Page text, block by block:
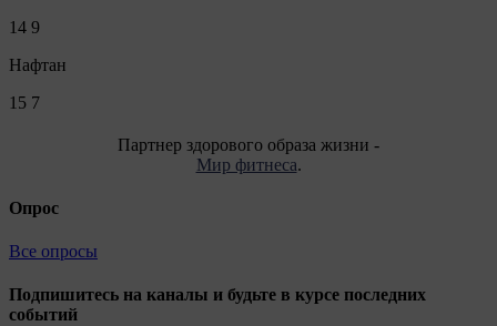
14 9
Нафтан
15 7
Партнер здорового образа жизни -
Мир фитнеса.
Опрос
Все опросы
Подпишитесь на каналы и будьте в курсе последних
событий